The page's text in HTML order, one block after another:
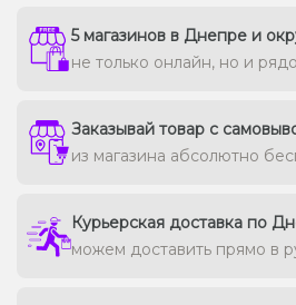
5 магазинов в Днепре и
не только онлайн, но и
Заказывай товар с
из магазина абсолютно
Курьерская доставка по
можем доставить прямо в